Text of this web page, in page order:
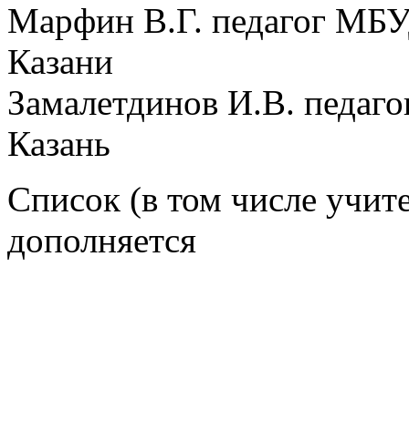
Марфин В.Г. педагог
Казани
Замалетдинов И.В.
Казань
Список (в том числе
дополняется